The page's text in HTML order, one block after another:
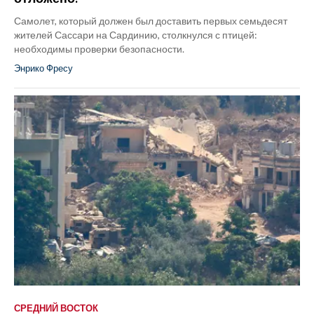
Самолет, который должен был доставить первых семьдесят
жителей Сассари на Сардинию, столкнулся с птицей:
необходимы проверки безопасности.
Энрико Фресу
СРЕДНИЙ ВОСТОК